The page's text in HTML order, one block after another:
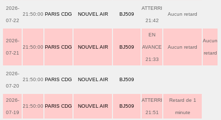
2026-
07-22
21:50:00 PARIS CDG NOUVEL AIR BJ509
ATTERRI
21:42
Aucun retard
2026-
07-21
21:50:00 PARIS CDG NOUVEL AIR BJ509
EN
AVANCE
21:33
Aucun retard
Aucun
retard
2026-
07-20
21:50:00 PARIS CDG NOUVEL AIR BJ509
2026-
07-19
21:50:00 PARIS CDG NOUVEL AIR BJ509
ATTERRI
21:51
Retard de 1
minute